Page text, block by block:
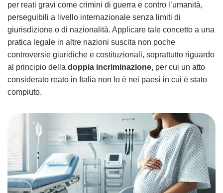
per reati gravi come crimini di guerra e contro l’umanità,
perseguibili a livello internazionale senza limiti di
giurisdizione o di nazionalità. Applicare tale concetto a una
pratica legale in altre nazioni suscita non poche
controversie giuridiche e costituzionali, soprattutto riguardo
al principio della doppia incriminazione, per cui un atto
considerato reato in Italia non lo è nei paesi in cui è stato
compiuto​.